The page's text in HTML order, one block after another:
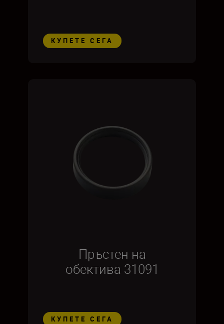
КУПЕТЕ СЕГА
Пръстен на
обектива 31091
КУПЕТЕ СЕГА